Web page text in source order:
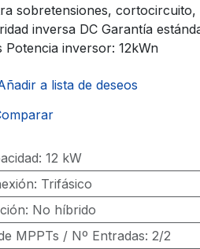
sobretensiones,
inversa DC Garantía
Potencia inversor: 12kWn
a lista de deseos
: 12 kW
: Trifásico
: No híbrido
MPPTs / Nº Entradas: 2/2